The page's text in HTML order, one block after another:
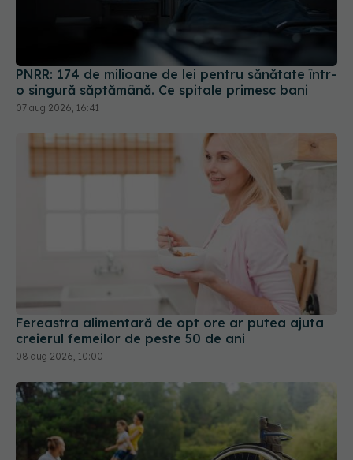
PNRR: 174 de milioane de lei pentru sănătate într-
o singură săptămână. Ce spitale primesc bani
Fereastra alimentară de opt ore ar putea ajuta
creierul femeilor de peste 50 de ani